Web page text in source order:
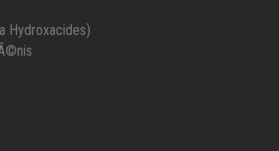
Hydroxacides)